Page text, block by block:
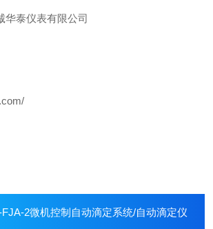
华泰仪表有限公司
FJA-2微机控制自动滴定系统/自动滴定仪